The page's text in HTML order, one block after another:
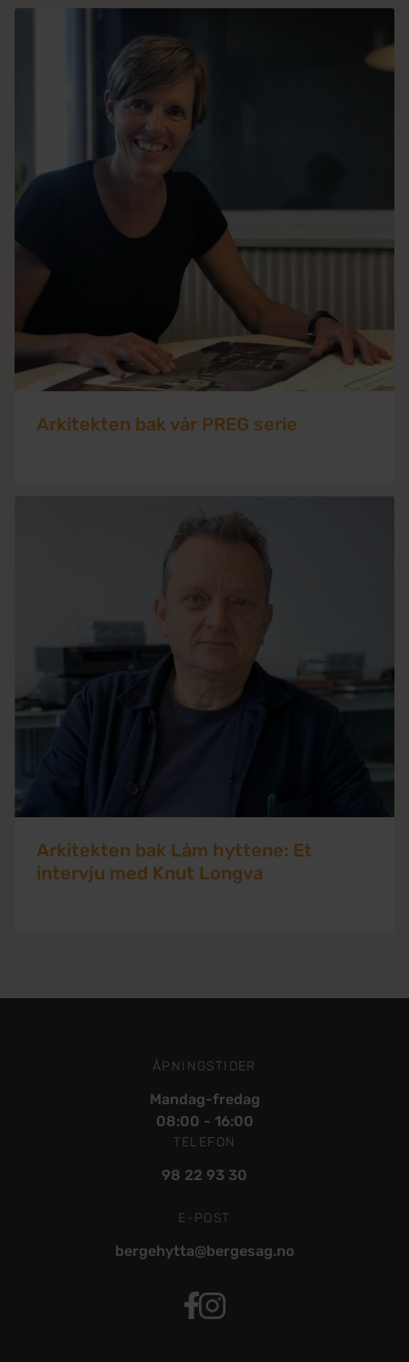
Arkitekten bak vår PREG serie
Arkitekten bak Låm hyttene: Et
intervju med Knut Longva
ÅPNINGSTIDER
Mandag-fredag
08:00 - 16:00
TELEFON
98 22 93 30
E-POST
bergehytta@bergesag.no
Bergehytta Facebook
Berge Hytta Instagram